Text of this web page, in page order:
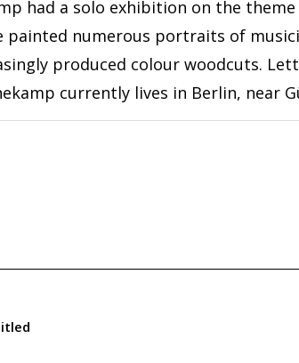
had a solo exhibition on the
painted numerous portraits of
produced colour woodcuts.
currently lives in Berlin, near